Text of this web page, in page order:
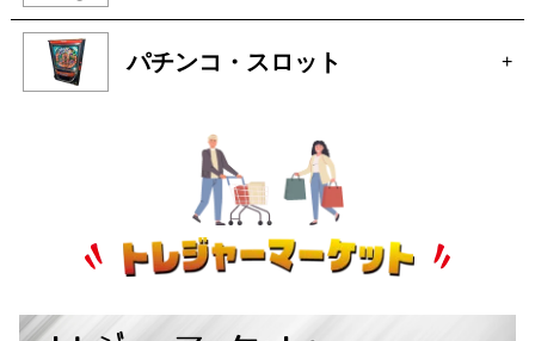
アクセサリー +
パチンコ・スロット